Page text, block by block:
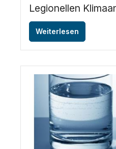
Legionellen
Weiterlesen